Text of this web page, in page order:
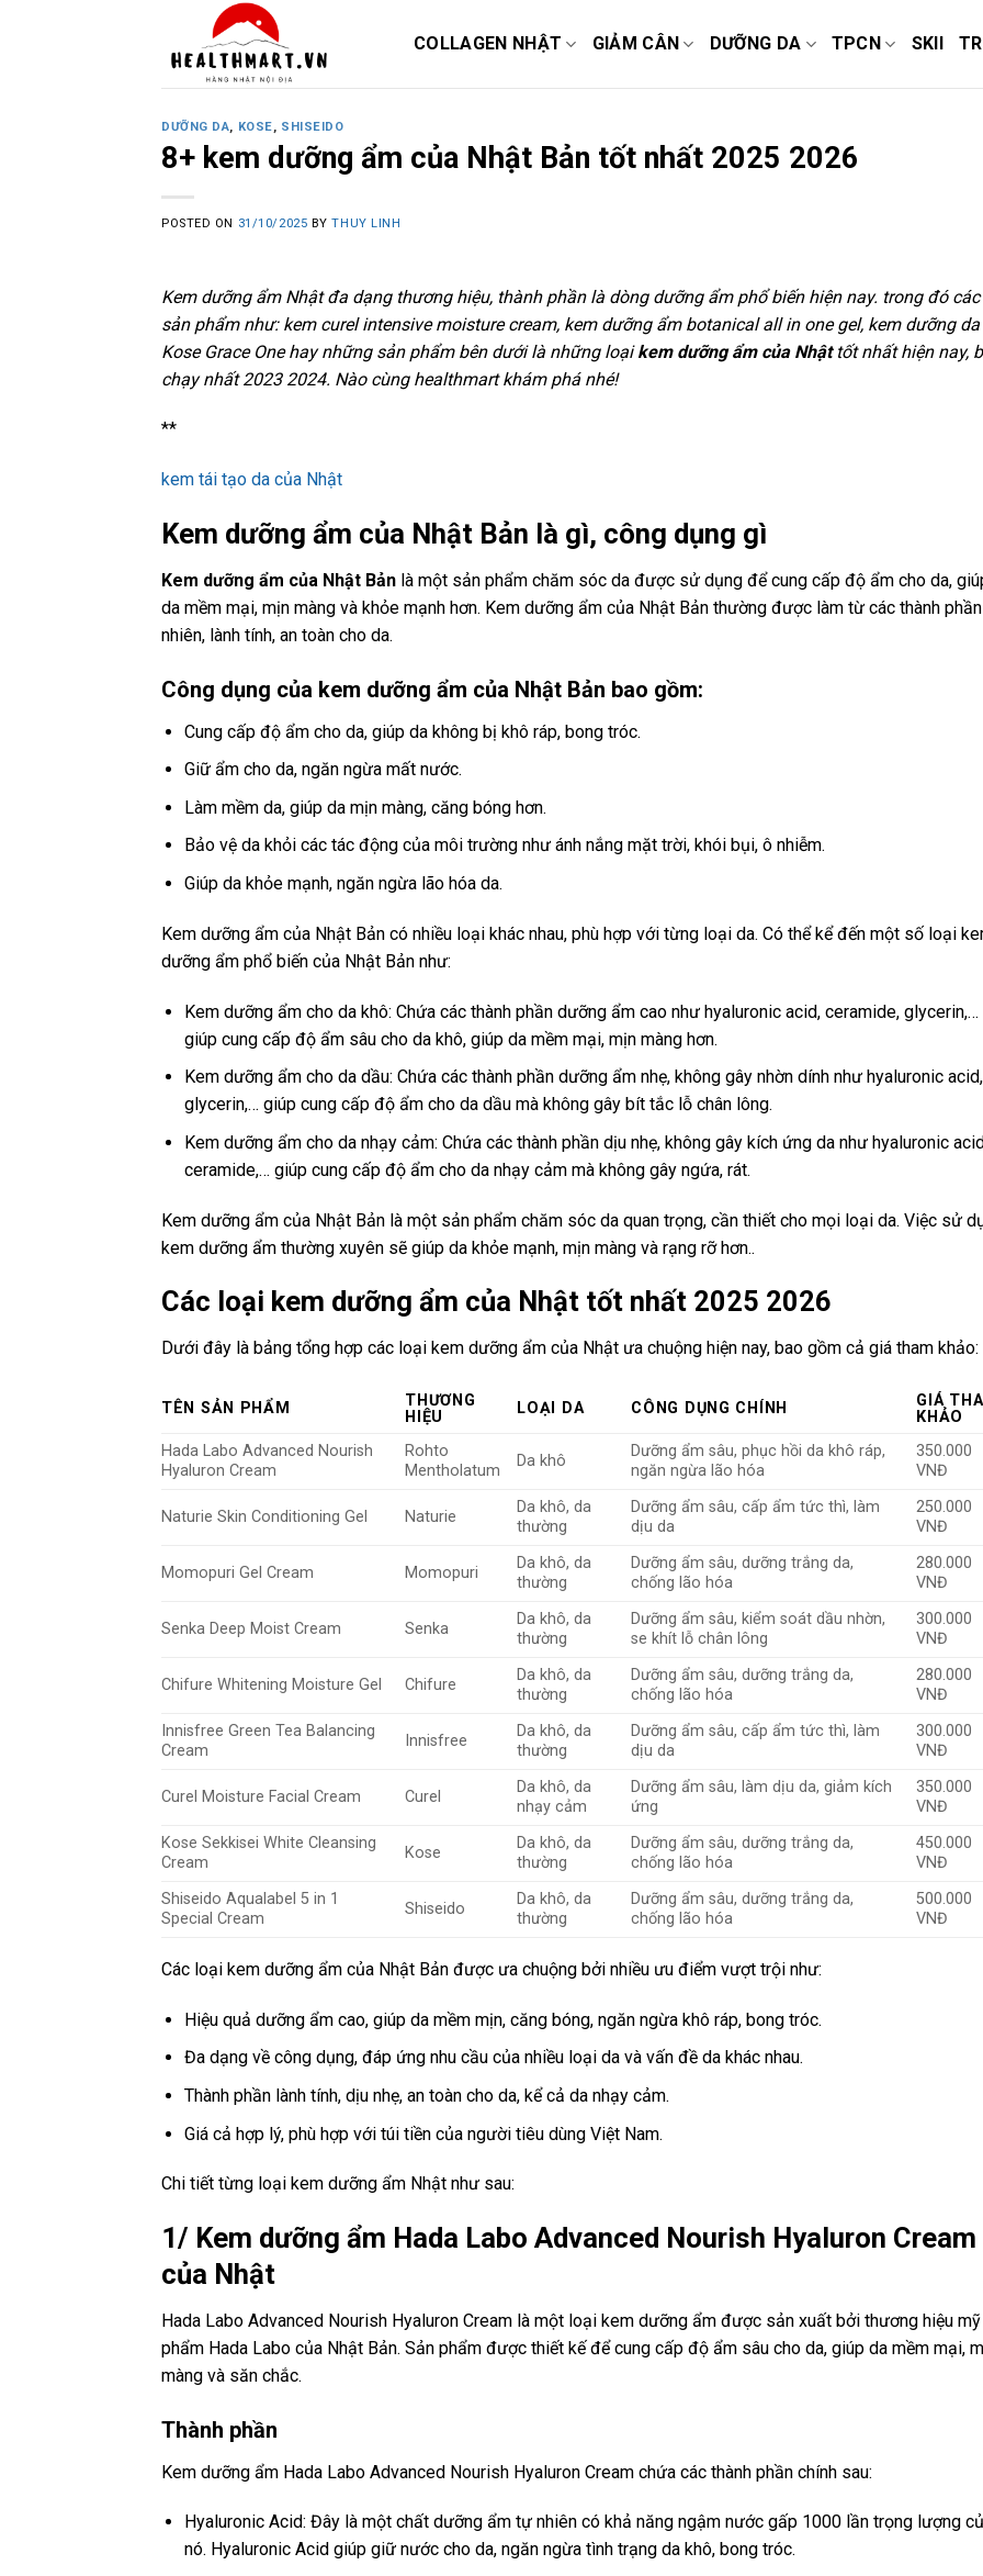
COLLAGEN NHẬT GIẢM CÂN DƯỠNG DA TPCN SKII
DƯỠNG DA, KOSE, SHISEIDO
8+ kem dưỡng ẩm của Nhật Bản tốt nhất 2025 2026
POSTED ON 31/10/2025 BYTHUY LINH
Kem dưỡng ẩm Nhật đa dạng thương hiệu, thành phần là dòng dưỡng ẩm phổ biến hiện nay. trong đó các
sản phẩm như: kem curel intensive moisture cream, kem dưỡng ẩm botanical all in one gel, kem dưỡng da
Kose Grace One hay những sản phẩm bên dưới là những loạikem dưỡng ẩm của Nhậttốt nhất hiện nay,
chạy nhất 2023 2024. Nào cùng healthmart khám phá nhé!
**
kem tái tạo da của Nhật
Kem dưỡng ẩm của Nhật Bản là gì, công dụng gì
Kem dưỡng ẩm của Nhật Bản là một sản phẩm chăm sóc da được sử dụng để cung cấp độ ẩm cho da,
da mềm mại, mịn màng và khỏe mạnh hơn. Kem dưỡng ẩm của Nhật Bản thường được làm từ các thành
nhiên, lành tính, an toàn cho da.
Công dụng của kem dưỡng ẩm của Nhật Bản bao gồm:
Cung cấp độ ẩm cho da, giúp da không bị khô ráp, bong tróc.
Giữ ẩm cho da, ngăn ngừa mất nước.
Làm mềm da, giúp da mịn màng, căng bóng hơn.
Bảo vệ da khỏi các tác động của môi trường như ánh nắng mặt trời, khói bụi, ô nhiễm.
Giúp da khỏe mạnh, ngăn ngừa lão hóa da.
Kem dưỡng ẩm của Nhật Bản có nhiều loại khác nhau, phù hợp với từng loại da. Có thể kể đến một số loại
dưỡng ẩm phổ biến của Nhật Bản như:
Kem dưỡng ẩm cho da khô: Chứa các thành phần dưỡng ẩm cao như hyaluronic acid, ceramide, glycerin,…
giúp cung cấp độ ẩm sâu cho da khô, giúp da mềm mại, mịn màng hơn.
Kem dưỡng ẩm cho da dầu: Chứa các thành phần dưỡng ẩm nhẹ, không gây nhờn dính như hyaluronic acid,
glycerin,… giúp cung cấp độ ẩm cho da dầu mà không gây bít tắc lỗ chân lông.
Kem dưỡng ẩm cho da nhạy cảm: Chứa các thành phần dịu nhẹ, không gây kích ứng da như hyaluronic
ceramide,… giúp cung cấp độ ẩm cho da nhạy cảm mà không gây ngứa, rát.
Kem dưỡng ẩm của Nhật Bản là một sản phẩm chăm sóc da quan trọng, cần thiết cho mọi loại da. Việc sử
kem dưỡng ẩm thường xuyên sẽ giúp da khỏe mạnh, mịn màng và rạng rỡ hơn..
Các loại kem dưỡng ẩm của Nhật tốt nhất 2025 2026
Dưới đây là bảng tổng hợp các loại kem dưỡng ẩm của Nhật ưa chuộng hiện nay, bao gồm cả giá tham khảo:
TÊN SẢN PHẨM
THƯƠNG
HIỆU
LOẠI DA CÔNG DỤNG CHÍNH
GIÁ
KHẢO
Hada Labo Advanced Nourish
Hyaluron Cream
Rohto
Mentholatum
Da khô
Dưỡng ẩm sâu, phục hồi da khô ráp,
ngăn ngừa lão hóa
350.000
VNĐ
Naturie Skin Conditioning Gel Naturie
Da khô, da
thường
Dưỡng ẩm sâu, cấp ẩm tức thì, làm
dịu da
250.000
VNĐ
Momopuri Gel Cream Momopuri
Da khô, da
thường
Dưỡng ẩm sâu, dưỡng trắng da,
chống lão hóa
280.000
VNĐ
Senka Deep Moist Cream Senka
Da khô, da
thường
Dưỡng ẩm sâu, kiểm soát dầu nhờn,
se khít lỗ chân lông
300.000
VNĐ
Chifure Whitening Moisture Gel Chifure
Da khô, da
thường
Dưỡng ẩm sâu, dưỡng trắng da,
chống lão hóa
280.000
VNĐ
Innisfree Green Tea Balancing
Cream
Innisfree
Da khô, da
thường
Dưỡng ẩm sâu, cấp ẩm tức thì, làm
dịu da
300.000
VNĐ
Curel Moisture Facial Cream Curel
Da khô, da
nhạy cảm
Dưỡng ẩm sâu, làm dịu da, giảm kích
ứng
350.000
VNĐ
Kose Sekkisei White Cleansing
Cream
Kose
Da khô, da
thường
Dưỡng ẩm sâu, dưỡng trắng da,
chống lão hóa
450.000
VNĐ
Shiseido Aqualabel 5 in 1
Special Cream
Shiseido
Da khô, da
thường
Dưỡng ẩm sâu, dưỡng trắng da,
chống lão hóa
500.000
VNĐ
Các loại kem dưỡng ẩm của Nhật Bản được ưa chuộng bởi nhiều ưu điểm vượt trội như:
Hiệu quả dưỡng ẩm cao, giúp da mềm mịn, căng bóng, ngăn ngừa khô ráp, bong tróc.
Đa dạng về công dụng, đáp ứng nhu cầu của nhiều loại da và vấn đề da khác nhau.
Thành phần lành tính, dịu nhẹ, an toàn cho da, kể cả da nhạy cảm.
Giá cả hợp lý, phù hợp với túi tiền của người tiêu dùng Việt Nam.
Chi tiết từng loại kem dưỡng ẩm Nhật như sau:
1/ Kem dưỡng ẩm Hada Labo Advanced Nourish Hyaluron Cream
của Nhật
Hada Labo Advanced Nourish Hyaluron Cream là một loại kem dưỡng ẩm được sản xuất bởi thương hiệu mỹ
phẩm Hada Labo của Nhật Bản. Sản phẩm được thiết kế để cung cấp độ ẩm sâu cho da, giúp da mềm mại,
màng và săn chắc.
Thành phần
Kem dưỡng ẩm Hada Labo Advanced Nourish Hyaluron Cream chứa các thành phần chính sau:
Hyaluronic Acid: Đây là một chất dưỡng ẩm tự nhiên có khả năng ngậm nước gấp 1000 lần trọng lượng
nó. Hyaluronic Acid giúp giữ nước cho da, ngăn ngừa tình trạng da khô, bong tróc.